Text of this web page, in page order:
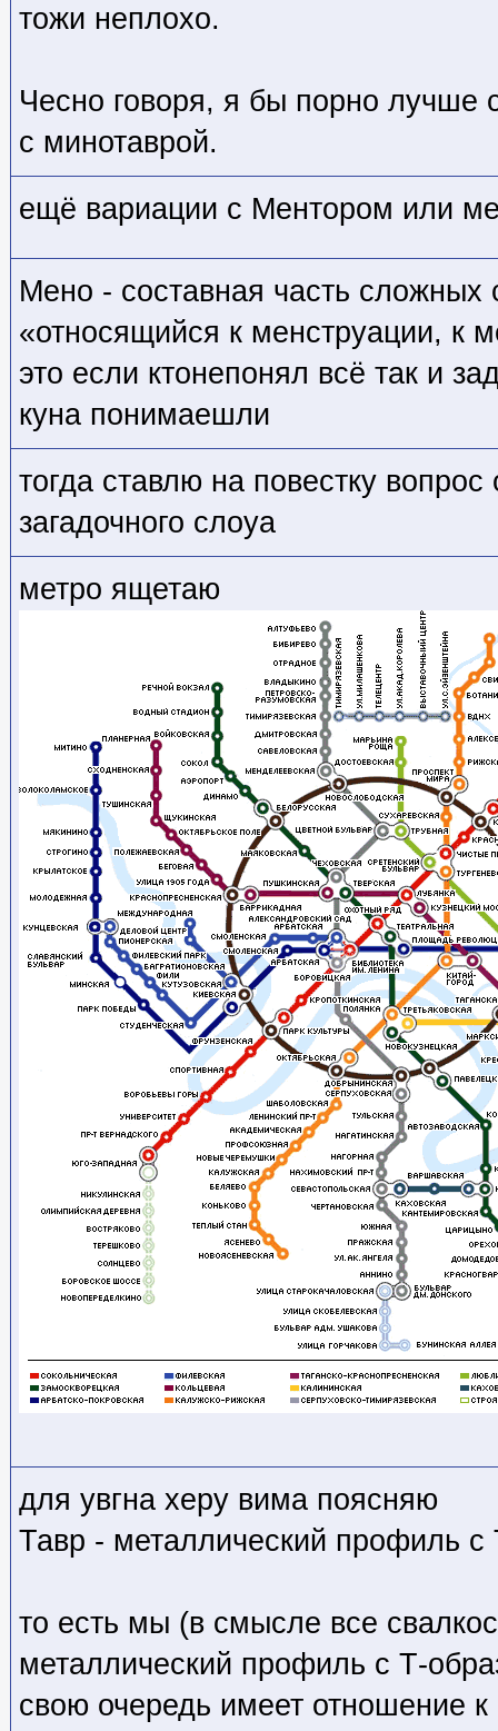
тожи неплохо.
Чесно говоря, я бы порно лучше
с минотаврой.
ещё вариации с Ментором или
Мено - составная часть
«относящийся к менструации, к
это если ктонепонял всё так и
куна понимаешли
тогда ставлю на повестку вопрос
загадочного слоуа
метро ящетаю
для увгна херу вима поясняю
Тавр - металлический профиль
то есть мы (в смысле все
металлический профиль с Т-
свою очередь имеет отношение